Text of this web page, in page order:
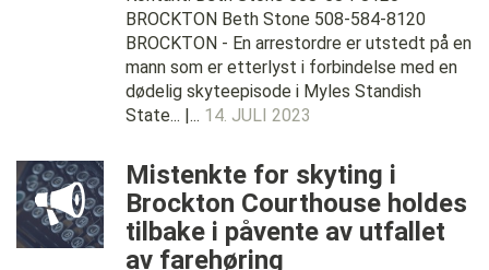
BROCKTON Beth Stone 508-584-8120
BROCKTON - En arrestordre er utstedt på en
mann som er etterlyst i forbindelse med en
dødelig skyteepisode i Myles Standish
State... |... 14. JULI 2023
Mistenkte for skyting i
Brockton Courthouse holdes
tilbake i påvente av utfallet
av farehøring